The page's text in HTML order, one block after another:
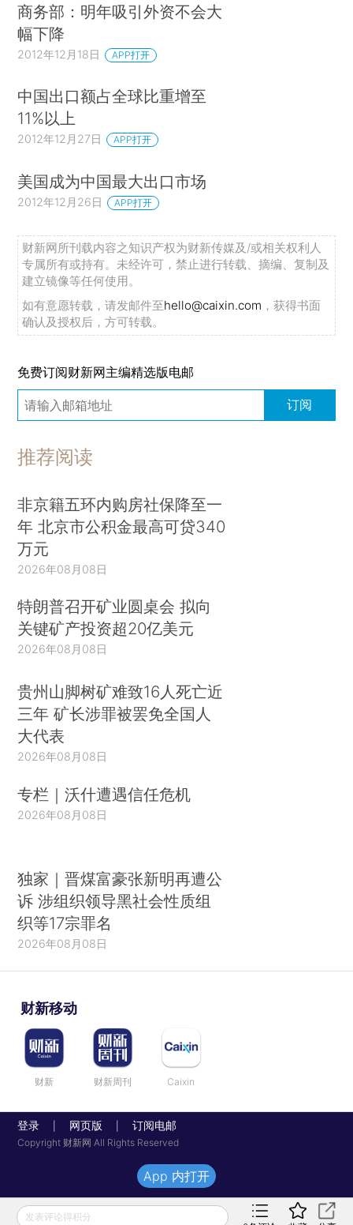
商务部：明年吸引外资不会大
幅下降
2012年12月18日 APP打开
中国出口额占全球比重增至
11%以上
2012年12月27日 APP打开
美国成为中国最大出口市场
2012年12月26日 APP打开
财新网所刊载内容之知识产权为财新传媒及/或相关权利人
专属所有或持有。未经许可，禁止进行转载、摘编、复制及
建立镜像等任何使用。
如有意愿转载，请发邮件至hello@caixin.com ，获得书面
确认及授权后，方可转载。
免费订阅财新网主编精选版电邮
订阅
推荐阅读
非京籍五环内购房社保降至一
年 北京市公积金最高可贷340
万元
2026年08月08日
特朗普召开矿业圆桌会 拟向
关键矿产投资超20亿美元
2026年08月08日
贵州山脚树矿难致16人死亡近
三年 矿长涉罪被罢免全国人
大代表
2026年08月08日
专栏｜沃什遭遇信任危机
2026年08月08日
独家｜晋煤富豪张新明再遭公
诉 涉组织领导黑社会性质组
织等17宗罪名
2026年08月08日
财新移动
财新 财新周刊 Caixin
登录 网页版 订阅电邮
Copyright 财新网 All Rights Reserved
发表评论得积分
App 内打开